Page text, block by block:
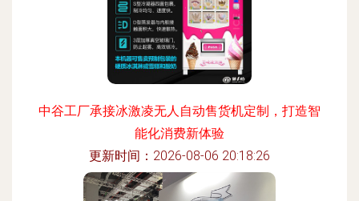
中谷工厂承接冰激凌无人自动售货机定制，打造智
能化消费新体验
更新时间：2026-08-06 20:18:26